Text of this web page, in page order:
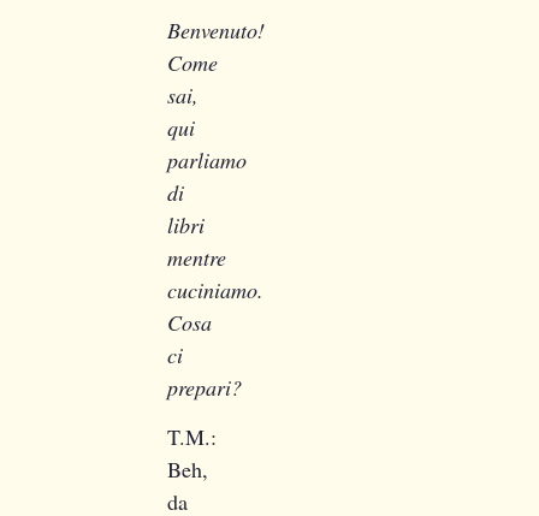
Benvenuto!
Come
sai,
qui
parliamo
di
libri
mentre
cuciniamo.
Cosa
ci
prepari?
T.M.:
Beh,
da